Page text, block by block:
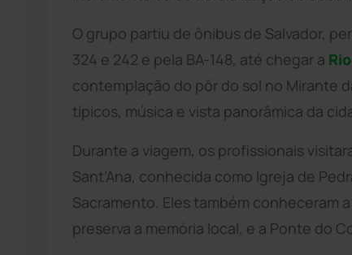
O grupo partiu de ônibus de Salvador,
324 e 242 e pela BA-148, até chegar a
contemplação do pôr do sol no Mirante
típicos, música e vista panorâmica da
Durante a viagem, os profissionais
Sant’Ana, conhecida como Igreja de
Sacramento. Eles também conheceram
preserva a memória local, e a Ponte do